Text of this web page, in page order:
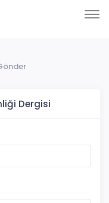
Dergisi